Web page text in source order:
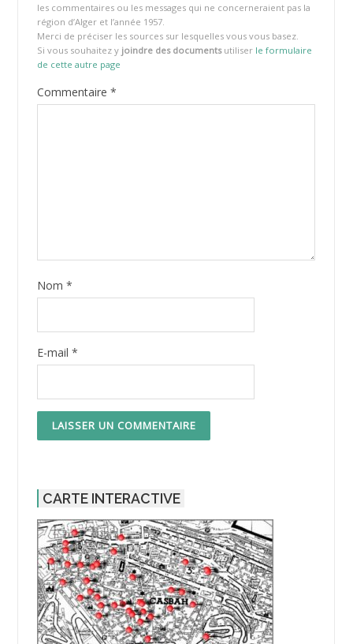
les commentaires ou les messages qui ne concerneraient pas la
région d’Alger et l’année 1957.
Merci de préciser les sources sur lesquelles vous vous basez.
Si vous souhaitez y joindre des documentsutiliser le formulaire
de cette autre page
Commentaire *
Nom *
E-mail *
CARTE INTERACTIVE